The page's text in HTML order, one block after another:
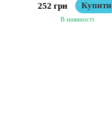
252 грн
Купити
В наявності